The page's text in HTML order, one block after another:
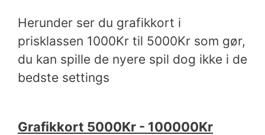
Herunder ser du grafikkort i
prisklassen 1000Kr til 5000Kr som gør,
du kan spille de nyere spil dog ikke i de
bedste settings
Grafikkort 5000Kr - 100000Kr